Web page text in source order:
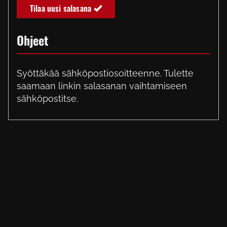
Tilaa uusi salasana
Ohjeet
Syöttäkää sähköpostiosoitteenne. Tulette
saamaan linkin salasanan vaihtamiseen
sähköpostitse.